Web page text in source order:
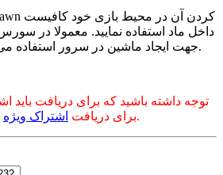
پلی از دستور car/ جهت ایجاد ماشین در سرور استفاده می نمایند.
توجه داشته باشید که برای دریافت باید
برای دریافت اشتراک ویژه کلیک کنید.